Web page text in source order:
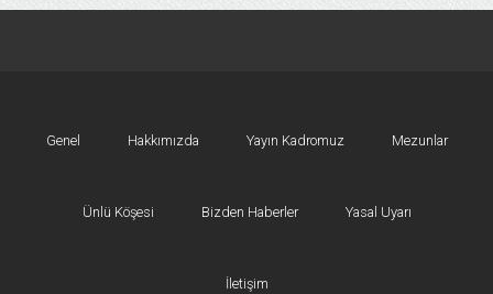
Genel Hakkımızda Yayın Kadromuz Mezunlar
Ünlü Köşesi Bizden Haberler Yasal Uyarı
İletişim